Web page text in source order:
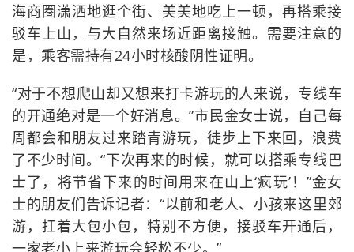
海商圈潇洒地逛个街、美美地吃上一顿，再搭乘接
驳车上山，与大自然来场近距离接触。需要注意的
是，乘客需持有24小时核酸阴性证明。
“对于不想爬山却又想来打卡游玩的人来说，专线车
的开通绝对是一个好消息。”市民金女士说，自己每
周都会和朋友过来踏青游玩，徒步上下来回，浪费
了不少时间。“下次再来的时候，就可以搭乘专线巴
士了，将节省下来的时间用来在山上‘疯玩’！”金女
士的朋友们告诉记者：“以前和老人、小孩来这里郊
游，扛着大包小包，特别不方便，接驳车开通后，
一家老小上来游玩会轻松不少。”